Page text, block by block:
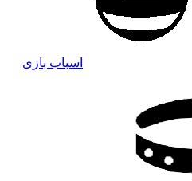
اسباب بازی